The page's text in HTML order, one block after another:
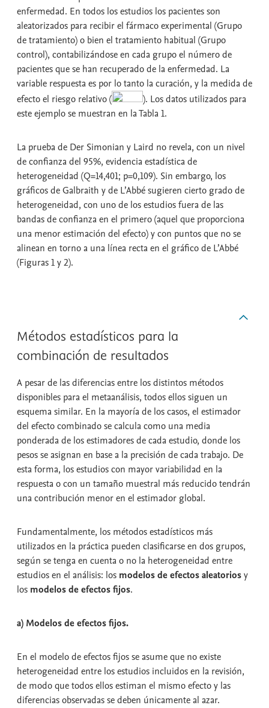
enfermedad. En todos los estudios los pacientes son
aleatorizados para recibir el fármaco experimental (Grupo
de tratamiento) o bien el tratamiento habitual (Grupo
control), contabilizándose en cada grupo el número de
pacientes que se han recuperado de la enfermedad. La
variable respuesta es por lo tanto la curación, y la medida de
efecto el riesgo relativo (
). Los datos utilizados para
este ejemplo se muestran en la Tabla 1.
La prueba de Der Simonian y Laird no revela, con un nivel
de confianza del 95%, evidencia estadística de
heterogeneidad (Q=14,401; p=0,109). Sin embargo, los
gráficos de Galbraith y de L’Abbé sugieren cierto grado de
heterogeneidad, con uno de los estudios fuera de las
bandas de confianza en el primero (aquel que proporciona
una menor estimación del efecto) y con puntos que no se
alinean en torno a una línea recta en el gráfico de L’Abbé
(Figuras 1 y 2).
Métodos estadísticos para la
combinación de resultados
A pesar de las diferencias entre los distintos métodos
disponibles para el metaanálisis, todos ellos siguen un
esquema similar. En la mayoría de los casos, el estimador
del efecto combinado se calcula como una media
ponderada de los estimadores de cada estudio, donde los
pesos se asignan en base a la precisión de cada trabajo. De
esta forma, los estudios con mayor variabilidad en la
respuesta o con un tamaño muestral más reducido tendrán
una contribución menor en el estimador global.
Fundamentalmente, los métodos estadísticos más
utilizados en la práctica pueden clasificarse en dos grupos,
según se tenga en cuenta o no la heterogeneidad entre
estudios en el análisis: los modelos de efectos aleatoriosy
los modelos de efectos fijos.
a) Modelos de efectos fijos.
En el modelo de efectos fijos se asume que no existe
heterogeneidad entre los estudios incluidos en la revisión,
de modo que todos ellos estiman el mismo efecto y las
diferencias observadas se deben únicamente al azar.